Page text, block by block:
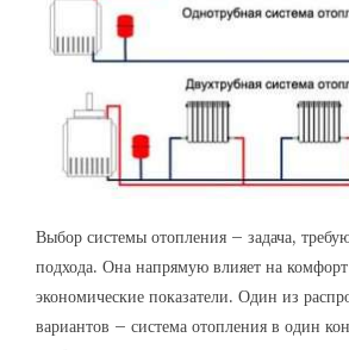
Выбор системы отопления – задача,
подхода. Она напрямую влияет на
экономические показатели. Один из
вариантов – система отопления в один